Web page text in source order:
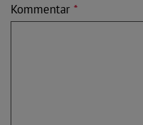
Kommentar *